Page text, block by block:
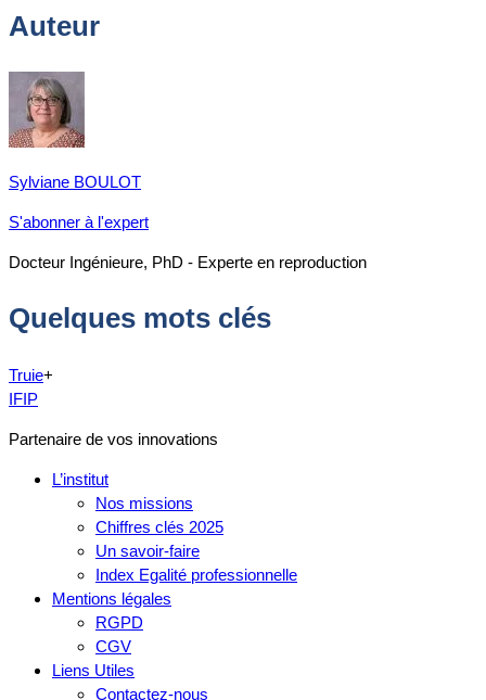
Auteur
Sylviane BOULOT
S'abonner à l'expert
Docteur Ingénieure, PhD - Experte en reproduction
Quelques mots clés
Truie+
IFIP
Partenaire de vos innovations
L’institut
Nos missions
Chiffres clés 2025
Un savoir-faire
Index Egalité professionnelle
Mentions légales
RGPD
CGV
Liens Utiles
Contactez-nous